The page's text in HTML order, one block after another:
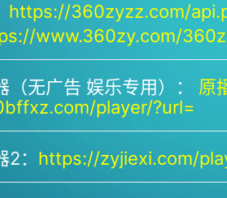
https://360zyzz.com/
www.360zy.com/
无广告 娱乐专用）： 原
player/?url=
： https://zyjiexi.com/